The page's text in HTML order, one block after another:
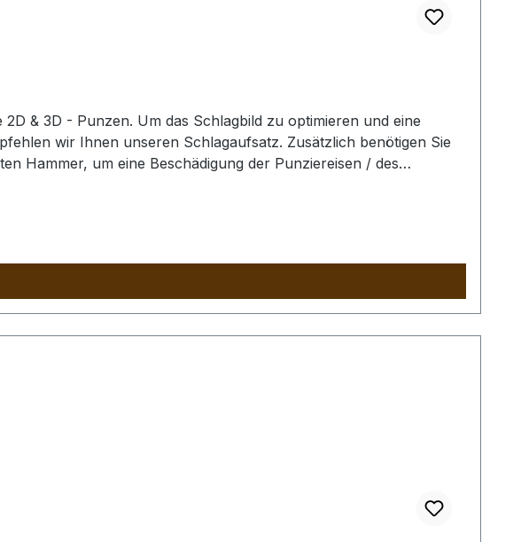
& 3D - Punzen. Um das Schlagbild zu optimieren und eine
wir Ihnen unseren Schlagaufsatz. Zusätzlich benötigen Sie
Hammer, um eine Beschädigung der Punziereisen / des